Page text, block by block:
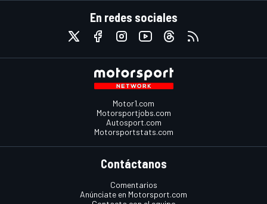
En redes sociales
Motor1.com
Motorsportjobs.com
Autosport.com
Motorsportstats.com
Contáctanos
Comentarios
Anúnciate en Motorsport.com